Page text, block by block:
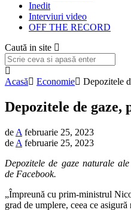
Inedit
Interviuri video
OFF THE RECORD
Caută in site
Acasă Economie Depozitele
Depozitele de gaze,
de A februarie 25, 2023
de A februarie 25, 2023
Depozitele de gaze naturale
de Facebook.
„Împreună cu prim-ministrul
grad de umplere, ceea ce